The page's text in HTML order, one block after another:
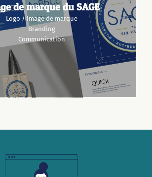
de marque du SAGE
Logo / Image de marque
Branding
Communication